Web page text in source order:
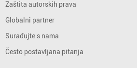
Zaštita autorskih prava
Globalni partner
Surađujte s nama
Često postavljana pitanja